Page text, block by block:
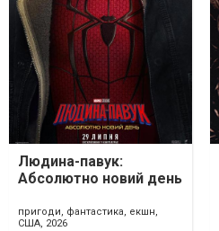
Людина-павук:
Абсолютно новий день
пригоди, фантастика, екшн,
США, 2026